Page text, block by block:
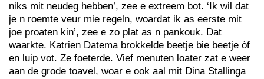
niks mit neudeg hebben’, zee e extreem bot. ‘Ik wil dat
je n roemte veur mie regeln, woardat ik as eerste mit
joe proaten kin’, zee e zo plat as n pankouk. Dat
waarkte. Katrien Datema brokkelde beetje bie beetje òf
en luip vot. Ze foeterde. Vief menuten loater zat e weer
aan de grode toavel, woar e ook aal mit Dina Stallinga